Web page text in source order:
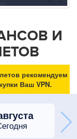
И
рекомендуем
Ваш VPN.